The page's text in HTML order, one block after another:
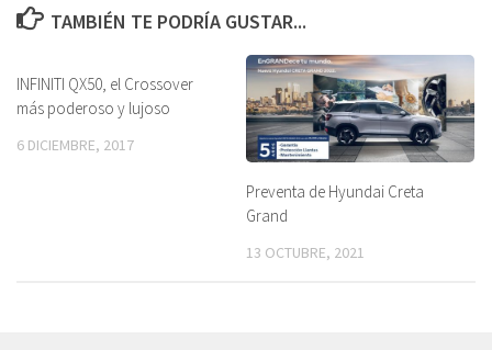
TAMBIÉN TE PODRÍA GUSTAR...
INFINITI QX50, el Crossover
más poderoso y lujoso
6 DICIEMBRE, 2017
Preventa de Hyundai Creta
Grand
13 OCTUBRE, 2021